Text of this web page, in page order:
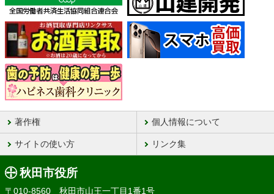
著作権 個人情報について
サイトの使い方 リンク集
秋田市役所
〒010-8560 秋田市山王一丁目1番1号